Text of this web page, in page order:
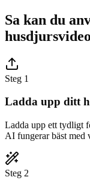
Sa kan du
husdjursvideo
Steg 1
Ladda upp ditt
Ladda upp ett tydligt
AI fungerar bäst med
Steg 2